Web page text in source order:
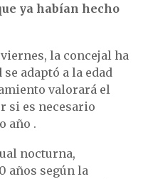
ya habían hecho
la concejal ha
adaptó a la edad
valorará el
si es necesario
año .
nocturna,
años según la